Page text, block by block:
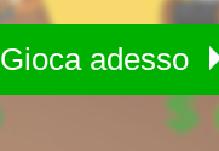
Gioca adesso